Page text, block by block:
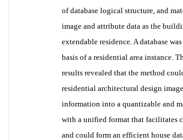
of database logical structure, and
image and attribute data as the
extendable residence. A database
basis of a residential area instance.
results revealed that the method
residential architectural design
information into a quantizable and
with a unified format that facilitates
and could form an efficient house